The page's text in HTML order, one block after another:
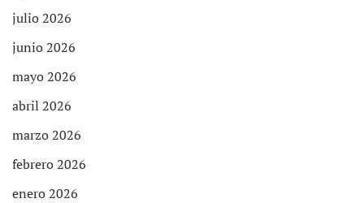
julio 2026
junio 2026
mayo 2026
abril 2026
marzo 2026
febrero 2026
enero 2026